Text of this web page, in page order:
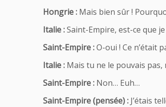
Hongrie : Mais bien sûr !
Italie :Saint-Empire, est-ce que
Saint-Empire :O-oui ! Ce n’était
Italie : Mais tu ne le pouvais pas,
Saint-Empire : Non… Euh…
Saint-Empire (pensée) : J’étais